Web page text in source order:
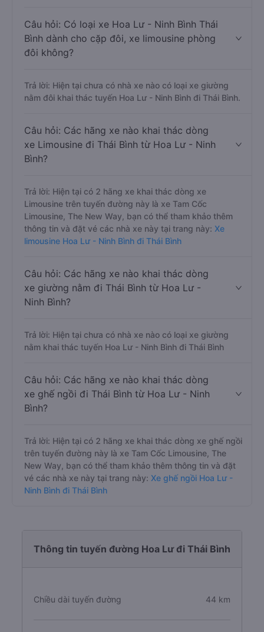
Câu hỏi: Có loại xe Hoa Lư - Ninh Bình Thái
Bình dành cho cặp đôi, xe limousine phòng
đôi không?
Trả lời: Hiện tại chưa có nhà xe nào có loại xe giường
nằm đôi khai thác tuyến Hoa Lư - Ninh Bình đi Thái Bình.
Câu hỏi: Các hãng xe nào khai thác dòng
xe Limousine đi Thái Bình từ Hoa Lư - Ninh
Bình?
Trả lời: Hiện tại có 2 hãng xe khai thác dòng xe
Limousine trên tuyến đường này là xe Tam Cốc
Limousine, The New Way, bạn có thể tham khảo thêm
thông tin và đặt vé các nhà xe này tại trang này: Xe
limousine Hoa Lư - Ninh Bình đi Thái Bình
Câu hỏi: Các hãng xe nào khai thác dòng
xe giường nằm đi Thái Bình từ Hoa Lư -
Ninh Bình?
Trả lời: Hiện tại chưa có nhà xe nào có loại xe giường
nằm khai thác tuyến Hoa Lư - Ninh Bình đi Thái Bình
Câu hỏi: Các hãng xe nào khai thác dòng
xe ghế ngồi đi Thái Bình từ Hoa Lư - Ninh
Bình?
Trả lời: Hiện tại có 2 hãng xe khai thác dòng xe ghế ngồi
trên tuyến đường này là xe Tam Cốc Limousine, The
New Way, bạn có thể tham khảo thêm thông tin và đặt
vé các nhà xe này tại trang này: Xe ghế ngồi Hoa Lư -
Ninh Bình đi Thái Bình
Thông tin tuyến đường Hoa Lư đi Thái Bình
Chiều dài tuyến đường 44 km